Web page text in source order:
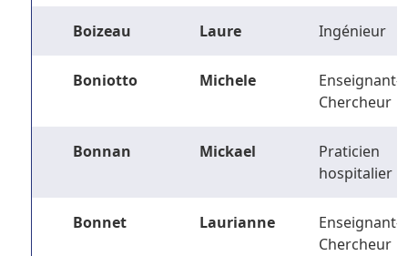
Boizeau Laure Ingénieur
Boniotto Michele
Enseignant-
Chercheur
Bonnan Mickael
Praticien
hospitalier
Bonnet Laurianne
Enseignant-
Chercheur